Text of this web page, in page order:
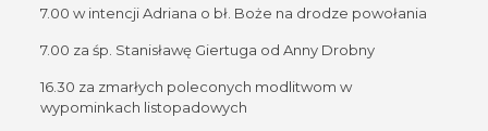
7.00 w intencji Adriana o bł. Boże na drodze powołania
7.00 za śp. Stanisławę Giertuga od Anny Drobny
16.30 za zmarłych poleconych modlitwom w
wypominkach listopadowych